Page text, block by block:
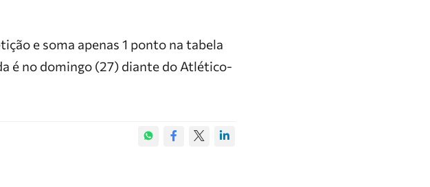
e soma apenas 1 ponto na tabela
é no domingo (27) diante do Atlético-